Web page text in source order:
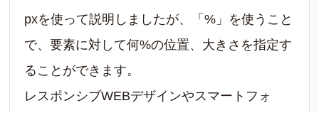
pxを使って説明しましたが、「%」を使うこと
で、要素に対して何%の位置、大きさを指定す
ることができます。
レスポンシブWEBデザインやスマートフォ